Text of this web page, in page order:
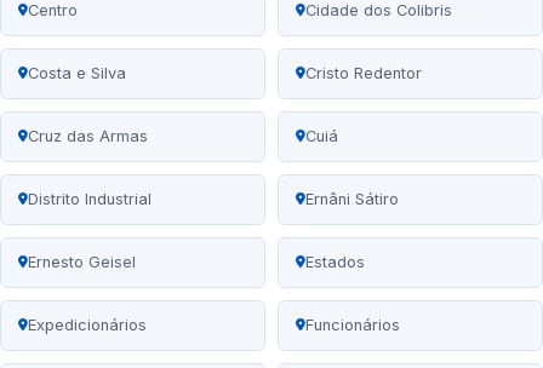
Centro Cidade dos Colibris
Costa e Silva Cristo Redentor
Cruz das Armas Cuiá
Distrito Industrial Ernâni Sátiro
Ernesto Geisel Estados
Expedicionários Funcionários